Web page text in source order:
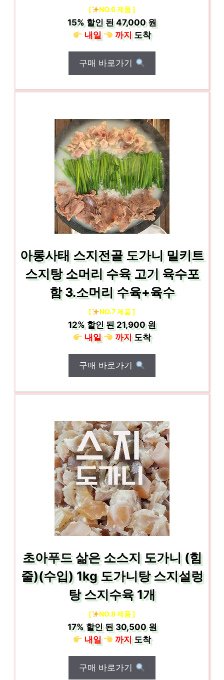
[ NO.6 제품 ]
15%할인 된47,000 원
내일
까지도착
구매 바로가기
아롱사태 스지전골 도가니 밀키트
스지탕 소머리 수육 고기 육수포
함 3.소머리 수육+육수
[ NO.7 제품 ]
12%할인 된21,900 원
내일
까지도착
구매 바로가기
초아푸드 삶은 소스지 도가니 (힘
줄)(수입) 1kg 도가니탕 스지설렁
탕 스지수육 1개
[ NO.8 제품 ]
17%할인 된30,500 원
내일
까지도착
구매 바로가기